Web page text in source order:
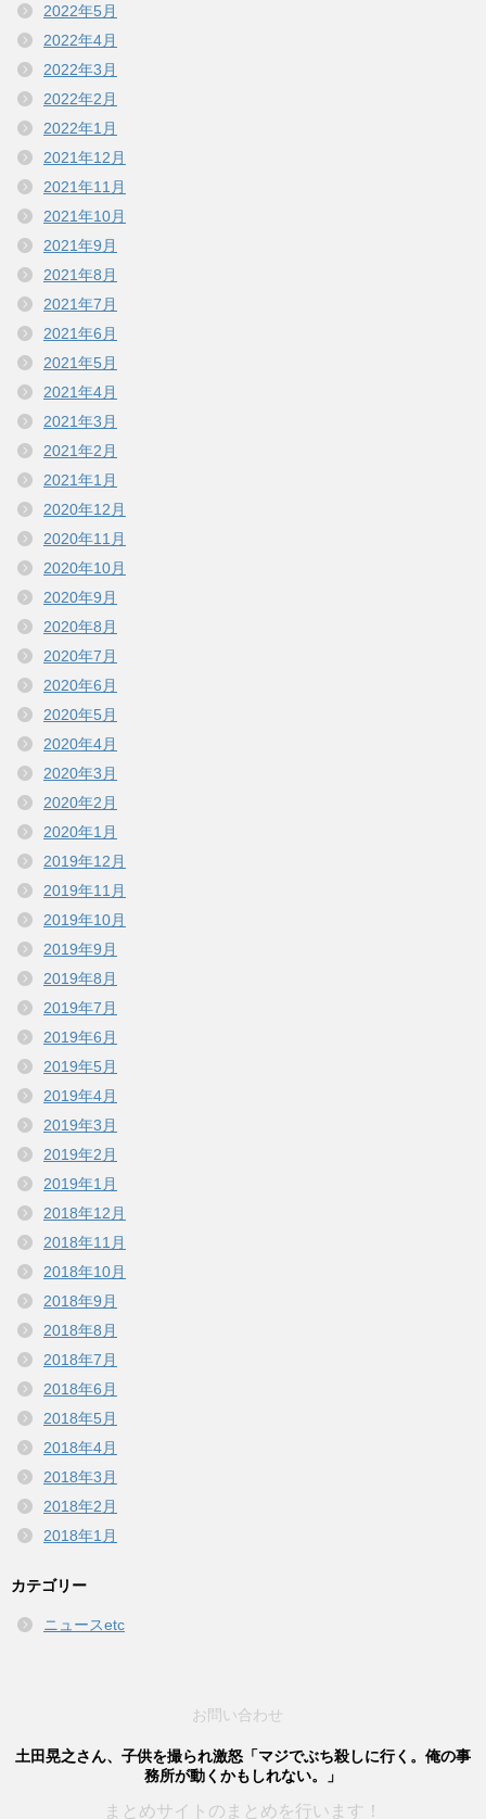
2022年5月
2022年4月
2022年3月
2022年2月
2022年1月
2021年12月
2021年11月
2021年10月
2021年9月
2021年8月
2021年7月
2021年6月
2021年5月
2021年4月
2021年3月
2021年2月
2021年1月
2020年12月
2020年11月
2020年10月
2020年9月
2020年8月
2020年7月
2020年6月
2020年5月
2020年4月
2020年3月
2020年2月
2020年1月
2019年12月
2019年11月
2019年10月
2019年9月
2019年8月
2019年7月
2019年6月
2019年5月
2019年4月
2019年3月
2019年2月
2019年1月
2018年12月
2018年11月
2018年10月
2018年9月
2018年8月
2018年7月
2018年6月
2018年5月
2018年4月
2018年3月
2018年2月
2018年1月
カテゴリー
ニュースetc
お問い合わせ
土田晃之さん、子供を撮られ激怒「マジでぶち殺しに行く。俺の事
務所が動くかもしれない。」
まとめサイトのまとめを行います！